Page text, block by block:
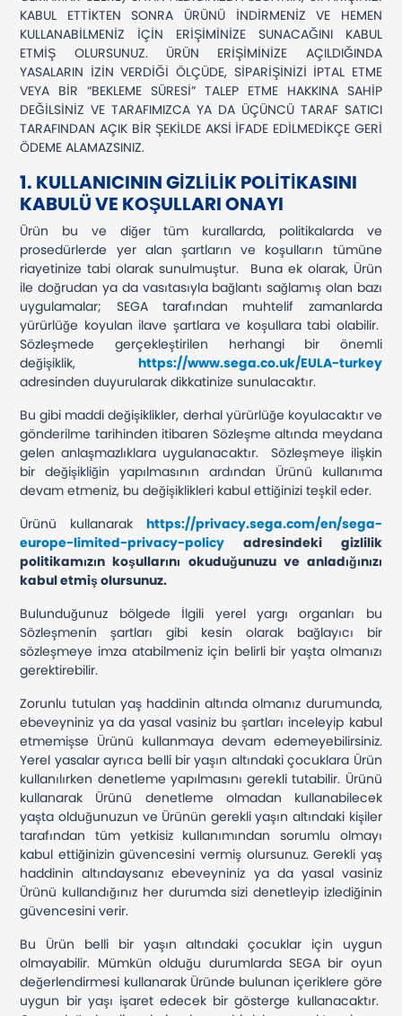
KABUL ETTİKTEN SONRA ÜRÜNÜ İNDİRMENİZ VE HEMEN
KULLANABİLMENİZ İÇİN ERİŞİMİNİZE SUNACAĞINI KABUL
ETMİŞ OLURSUNUZ. ÜRÜN ERİŞİMİNİZE AÇILDIĞINDA
YASALARIN İZİN VERDİĞİ ÖLÇÜDE, SİPARİŞİNİZİ İPTAL ETME
VEYA BİR “BEKLEME SÜRESİ” TALEP ETME HAKKINA SAHİP
DEĞİLSİNİZ VE TARAFIMIZCA YA DA ÜÇÜNCÜ TARAF SATICI
TARAFINDAN AÇIK BİR ŞEKİLDE AKSİ İFADE EDİLMEDİKÇE GERİ
ÖDEME ALAMAZSINIZ.
1. KULLANICININ GİZLİLİK POLİTİKASINI
KABULÜ VE KOŞULLARI ONAYI
Ürün bu ve diğer tüm kurallarda, politikalarda ve
prosedürlerde yer alan şartların ve koşulların tümüne
riayetinize tabi olarak sunulmuştur. Buna ek olarak, Ürün
ile doğrudan ya da vasıtasıyla bağlantı sağlamış olan bazı
uygulamalar; SEGA tarafından muhtelif zamanlarda
yürürlüğe koyulan ilave şartlara ve koşullara tabi olabilir.
Sözleşmede gerçekleştirilen herhangi bir önemli
değişiklik, https://www.sega.co.uk/EULA-turkey
adresinden duyurularak dikkatinize sunulacaktır.
Bu gibi maddi değişiklikler, derhal yürürlüğe koyulacaktır ve
gönderilme tarihinden itibaren Sözleşme altında meydana
gelen anlaşmazlıklara uygulanacaktır. Sözleşmeye ilişkin
bir değişikliğin yapılmasının ardından Ürünü kullanıma
devam etmeniz, bu değişiklikleri kabul ettiğinizi teşkil eder.
Ürünü kullanarak https://privacy.sega.com/en/sega-
europe-limited-privacy-policy adresindeki gizlilik
politikamızın koşullarını okuduğunuzu ve anladığınızı
kabul etmiş olursunuz.
Bulunduğunuz bölgede İlgili yerel yargı organları bu
Sözleşmenin şartları gibi kesin olarak bağlayıcı bir
sözleşmeye imza atabilmeniz için belirli bir yaşta olmanızı
gerektirebilir.
Zorunlu tutulan yaş haddinin altında olmanız durumunda,
ebeveyniniz ya da yasal vasiniz bu şartları inceleyip kabul
etmemişse Ürünü kullanmaya devam edemeyebilirsiniz.
Yerel yasalar ayrıca belli bir yaşın altındaki çocuklara Ürün
kullanılırken denetleme yapılmasını gerekli tutabilir. Ürünü
kullanarak Ürünü denetleme olmadan kullanabilecek
yaşta olduğunuzun ve Ürünün gerekli yaşın altındaki kişiler
tarafından tüm yetkisiz kullanımından sorumlu olmayı
kabul ettiğinizin güvencesini vermiş olursunuz. Gerekli yaş
haddinin altındaysanız ebeveyniniz ya da yasal vasiniz
Ürünü kullandığınız her durumda sizi denetleyip izlediğinin
güvencesini verir.
Bu Ürün belli bir yaşın altındaki çocuklar için uygun
olmayabilir. Mümkün olduğu durumlarda SEGA bir oyun
değerlendirmesi kullanarak Üründe bulunan içeriklere göre
uygun bir yaşı işaret edecek bir gösterge kullanacaktır.